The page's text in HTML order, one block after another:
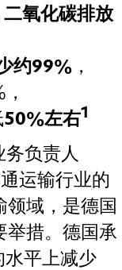
二氧化碳排放
约99%，
50%左右1
务负责人
运输行业的
领域，是德国
举措。德国承
平上减少